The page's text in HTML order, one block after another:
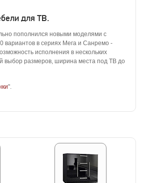
для ТВ.
пополнился новыми моделями с
вариантов в сериях Мега и Санремо -
исполнения в нескольких
выбор размеров, ширина места под ТВ до
".